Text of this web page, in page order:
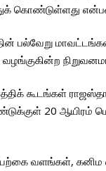
கொண்டுள்ளது
பல்வேறு
கூடங்கள்
20 ஆயிரம்
வளங்கள், கனிம